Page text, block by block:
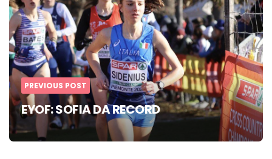
PREVIOUS POST
EYOF: SOFIA DA RECORD